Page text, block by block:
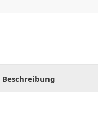
Beschreibung